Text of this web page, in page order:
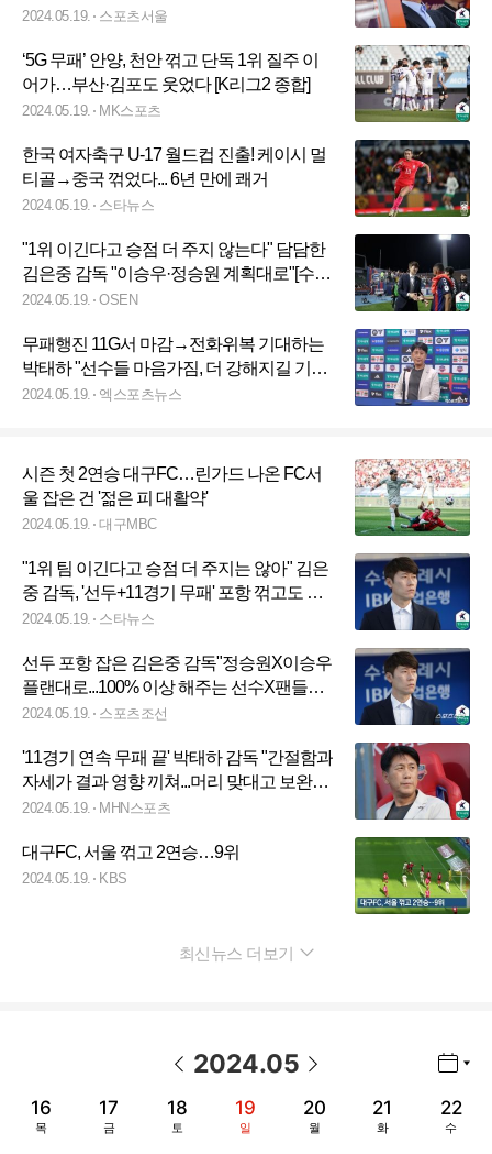
뷰]
2024.05.19. 스포츠서울
‘5G 무패’ 안양, 천안 꺾고 단독 1위 질주 이
어가…부산·김포도 웃었다 [K리그2 종합]
2024.05.19. MK스포츠
한국 여자축구 U-17 월드컵 진출! 케이시 멀
티골→중국 꺾었다... 6년 만에 쾌거
2024.05.19. 스타뉴스
"1위 이긴다고 승점 더 주지 않는다" 담담한
김은중 감독 "이승우·정승원 계획대로"[수원
톡톡]
2024.05.19. OSEN
무패행진 11G서 마감→전화위복 기대하는
박태하 "선수들 마음가짐, 더 강해지길 기대"
[현장인터뷰]
2024.05.19. 엑스포츠뉴스
시즌 첫 2연승 대구FC…린가드 나온 FC서
울 잡은 건 '젊은 피 대활약'
2024.05.19. 대구MBC
"1위 팀 이긴다고 승점 더 주지는 않아" 김은
중 감독, '선두+11경기 무패' 포항 꺾고도 담
담했다 [수원 현장]
2024.05.19. 스타뉴스
선두 포항 잡은 김은중 감독"정승원X이승우
플랜대로...100% 이상 해주는 선수X팬들에
감사"[K리그1 현장 일문일답]
2024.05.19. 스포츠조선
'11경기 연속 무패 끝' 박태하 감독 "간절함과
자세가 결과 영향 끼쳐...머리 맞대고 보완점
찾을 것"
2024.05.19. MHN스포츠
대구FC, 서울 꺾고 2연승…9위
2024.05.19. KBS
최신뉴스 더보기
2024.05
16
목
17
금
18
토
19
일
20
월
21
화
22
수